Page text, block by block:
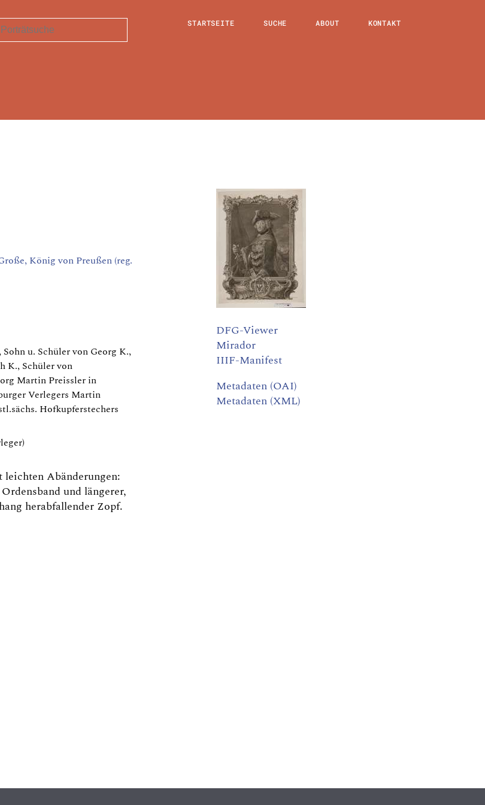
STARTSEITE SUCHE ABOUT KONTAKT
König von Preußen (reg.
u. Schüler von Georg K.,
K., Schüler von
Martin Preissler in
Verlegers Martin
Hofkupferstechers
Abänderungen:
und längerer,
herabfallender Zopf.
DFG-Viewer
Mirador
IIIF-Manifest
Metadaten (OAI)
Metadaten (XML)